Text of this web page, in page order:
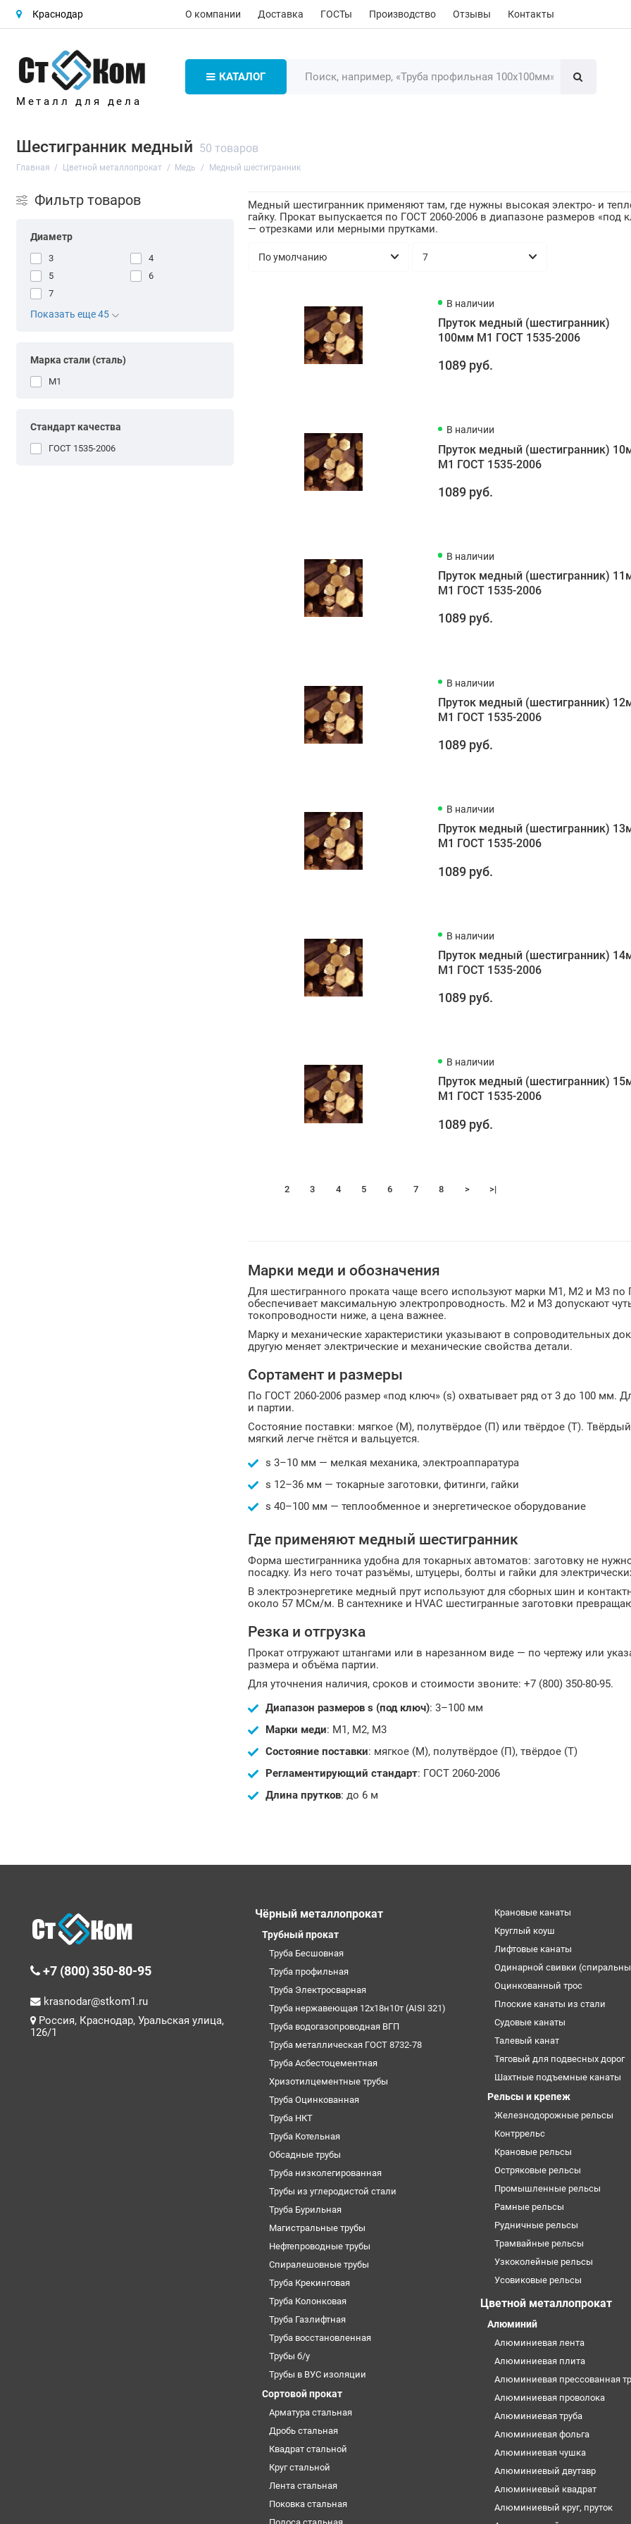
Краснодар О компании Доставка ГОСТы Производство Отзывы Контакты
Металл для дела
КАТАЛОГ
Шестигранник медный 50 товаров
Главная Цветной металлопрокат Медь Медный шестигранник
Фильтр товаров
Диаметр
3
4
5
6
7
Показать еще 45
Марка стали (сталь)
М1
Стандарт качества
ГОСТ 1535-2006
Медный шестигранник применяют там, где нужны высокая электро- и
гайку. Прокат выпускается по ГОСТ 2060-2006 в диапазоне размеров
— отрезками или мерными прутками.
В наличии
Пруток медный (шестигранник)
100мм М1 ГОСТ 1535-2006
1089 руб.
В наличии
Пруток медный (шестигранник)
М1 ГОСТ 1535-2006
1089 руб.
В наличии
Пруток медный (шестигранник)
М1 ГОСТ 1535-2006
1089 руб.
В наличии
Пруток медный (шестигранник)
М1 ГОСТ 1535-2006
1089 руб.
В наличии
Пруток медный (шестигранник)
М1 ГОСТ 1535-2006
1089 руб.
В наличии
Пруток медный (шестигранник)
М1 ГОСТ 1535-2006
1089 руб.
В наличии
Пруток медный (шестигранник)
М1 ГОСТ 1535-2006
1089 руб.
2 3 4 5 6 7 8 > >|
Марки меди и обозначения
Для шестигранного проката чаще всего используют марки М1, М2 и М3 по
обеспечивает максимальную электропроводность. М2 и М3 допускают
токопроводности ниже, а цена важнее.
Марку и механические характеристики указывают в сопроводительных
другую меняет электрические и механические свойства детали.
Сортамент и размеры
По ГОСТ 2060-2006 размер «под ключ» (s) охватывает ряд от 3 до 100 мм.
и партии.
Состояние поставки: мягкое (М), полутвёрдое (П) или твёрдое (Т).
мягкий легче гнётся и вальцуется.
s 3–10 мм — мелкая механика, электроаппаратура
s 12–36 мм — токарные заготовки, фитинги, гайки
s 40–100 мм — теплообменное и энергетическое оборудование
Где применяют медный шестигранник
Форма шестигранника удобна для токарных автоматов: заготовку не
посадку. Из него точат разъёмы, штуцеры, болты и гайки для
В электроэнергетике медный прут используют для сборных шин и
около 57 МСм/м. В сантехнике и HVAC шестигранные заготовки
Резка и отгрузка
Прокат отгружают штангами или в нарезанном виде — по чертежу или
размера и объёма партии.
Для уточнения наличия, сроков и стоимости звоните: +7 (800) 350-80-95.
Диапазон размеров s (под ключ): 3–100 мм
Марки меди: М1, М2, М3
Состояние поставки: мягкое (М), полутвёрдое (П), твёрдое (Т)
Регламентирующий стандарт: ГОСТ 2060-2006
Длина прутков: до 6 м
+7 (800) 350-80-95
krasnodar@stkom1.ru
Россия, Краснодар, Уральская улица,
126/1
Чёрный металлопрокат
Трубный прокат
Труба Бесшовная
Труба профильная
Труба Электросварная
Труба нержавеющая 12х18н10т (AISI 321)
Труба водогазопроводная ВГП
Труба металлическая ГОСТ 8732-78
Труба Асбестоцементная
Хризотилцементные трубы
Труба Оцинкованная
Труба НКТ
Труба Котельная
Обсадные трубы
Труба низколегированная
Трубы из углеродистой стали
Труба Бурильная
Магистральные трубы
Нефтепроводные трубы
Спиралешовные трубы
Труба Крекинговая
Труба Колонковая
Труба Газлифтная
Труба восстановленная
Трубы б/у
Трубы в ВУС изоляции
Сортовой прокат
Арматура стальная
Дробь стальная
Квадрат стальной
Круг стальной
Лента стальная
Поковка стальная
Крановые канаты
Круглый коуш
Лифтовые канаты
Одинарной свивки
Оцинкованный трос
Плоские канаты из стали
Судовые канаты
Талевый канат
Тяговый для подвесных дорог
Шахтные подъемные канаты
Рельсы и крепеж
Железнодорожные рельсы
Контррельс
Крановые рельсы
Остряковые рельсы
Промышленные рельсы
Рамные рельсы
Рудничные рельсы
Трамвайные рельсы
Узкоколейные рельсы
Усовиковые рельсы
Цветной металлопрокат
Алюминий
Алюминиевая лента
Алюминиевая плита
Алюминиевая прессованная
Алюминиевая проволока
Алюминиевая труба
Алюминиевая фольга
Алюминиевая чушка
Алюминиевый двутавр
Алюминиевый квадрат
Алюминиевый круг, пруток